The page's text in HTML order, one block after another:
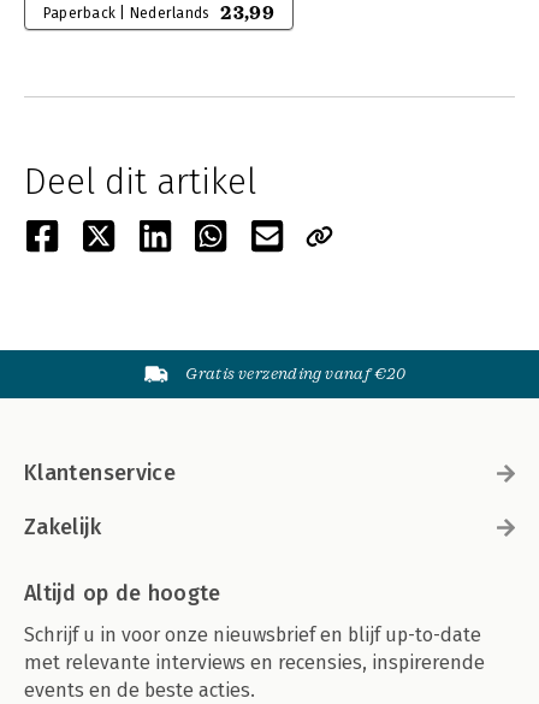
Paperback | Nederlands 23,99
Deel dit artikel
Gratis verzending vanaf €20
Klantenservice
Zakelijk
Altijd op de hoogte
Schrijf u in voor onze nieuwsbrief en blijf up-to-date
met relevante interviews en recensies, inspirerende
events en de beste acties.